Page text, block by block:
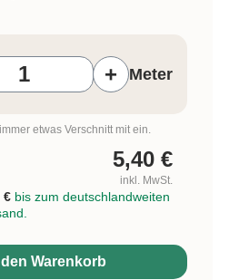
+ Meter
etwas Verschnitt mit ein.
5,40 €
inkl. MwSt.
€ bis zum deutschlandweiten
den Warenkorb